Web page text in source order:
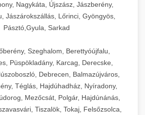
Nagykáta, Újszász, Jászberény,
Jászárokszállás, Lőrinci, Gyöngyös,
Pásztó,Gyula, Sarkad
Szeghalom, Berettyóújfalu,
Püspökladány, Karcag, Derecske,
Debrecen, Balmazújváros,
Téglás, Hajdúhadház, Nyíradony,
Mezőcsát, Polgár, Hajdúnánás,
Tiszalök, Tokaj, Felsőzsolca,